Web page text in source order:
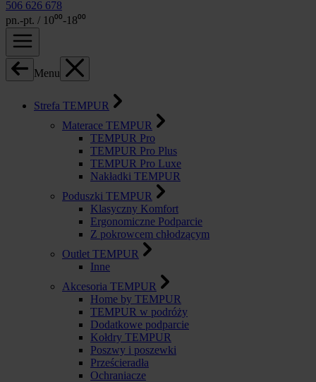
506 626 678
pn.-pt. / 10⁰⁰-18⁰⁰
Menu
Strefa TEMPUR
Materace TEMPUR
TEMPUR Pro
TEMPUR Pro Plus
TEMPUR Pro Luxe
Nakładki TEMPUR
Poduszki TEMPUR
Klasyczny Komfort
Ergonomiczne Podparcie
Z pokrowcem chłodzącym
Outlet TEMPUR
Inne
Akcesoria TEMPUR
Home by TEMPUR
TEMPUR w podróży
Dodatkowe podparcie
Kołdry TEMPUR
Poszwy i poszewki
Prześcieradła
Ochraniacze